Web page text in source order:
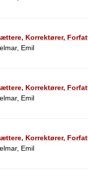
Korrektører,
Emil
Korrektører,
Emil
Korrektører,
Emil